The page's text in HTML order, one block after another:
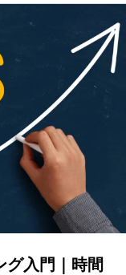
グ入門｜時間